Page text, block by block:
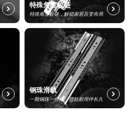
特殊角度铰链
特殊角度铰链，解锁家居百变布局
钢珠滑轨
一颗钢珠一份稳，滑轨耐用伴长久